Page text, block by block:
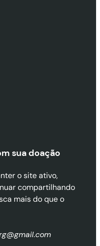
sua doação
o site ativo,
compartilhando
mais do que o